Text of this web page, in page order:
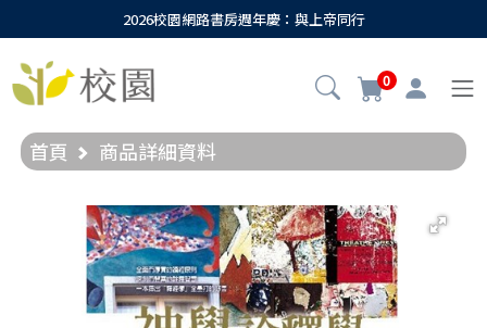
2026校園網路書房週年慶：與上帝同行
0
首頁 商品詳細資料